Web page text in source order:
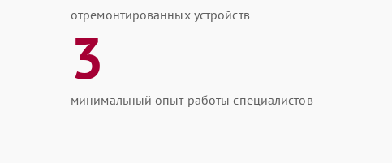
отремонтированных устройств
3
минимальный опыт работы специалистов